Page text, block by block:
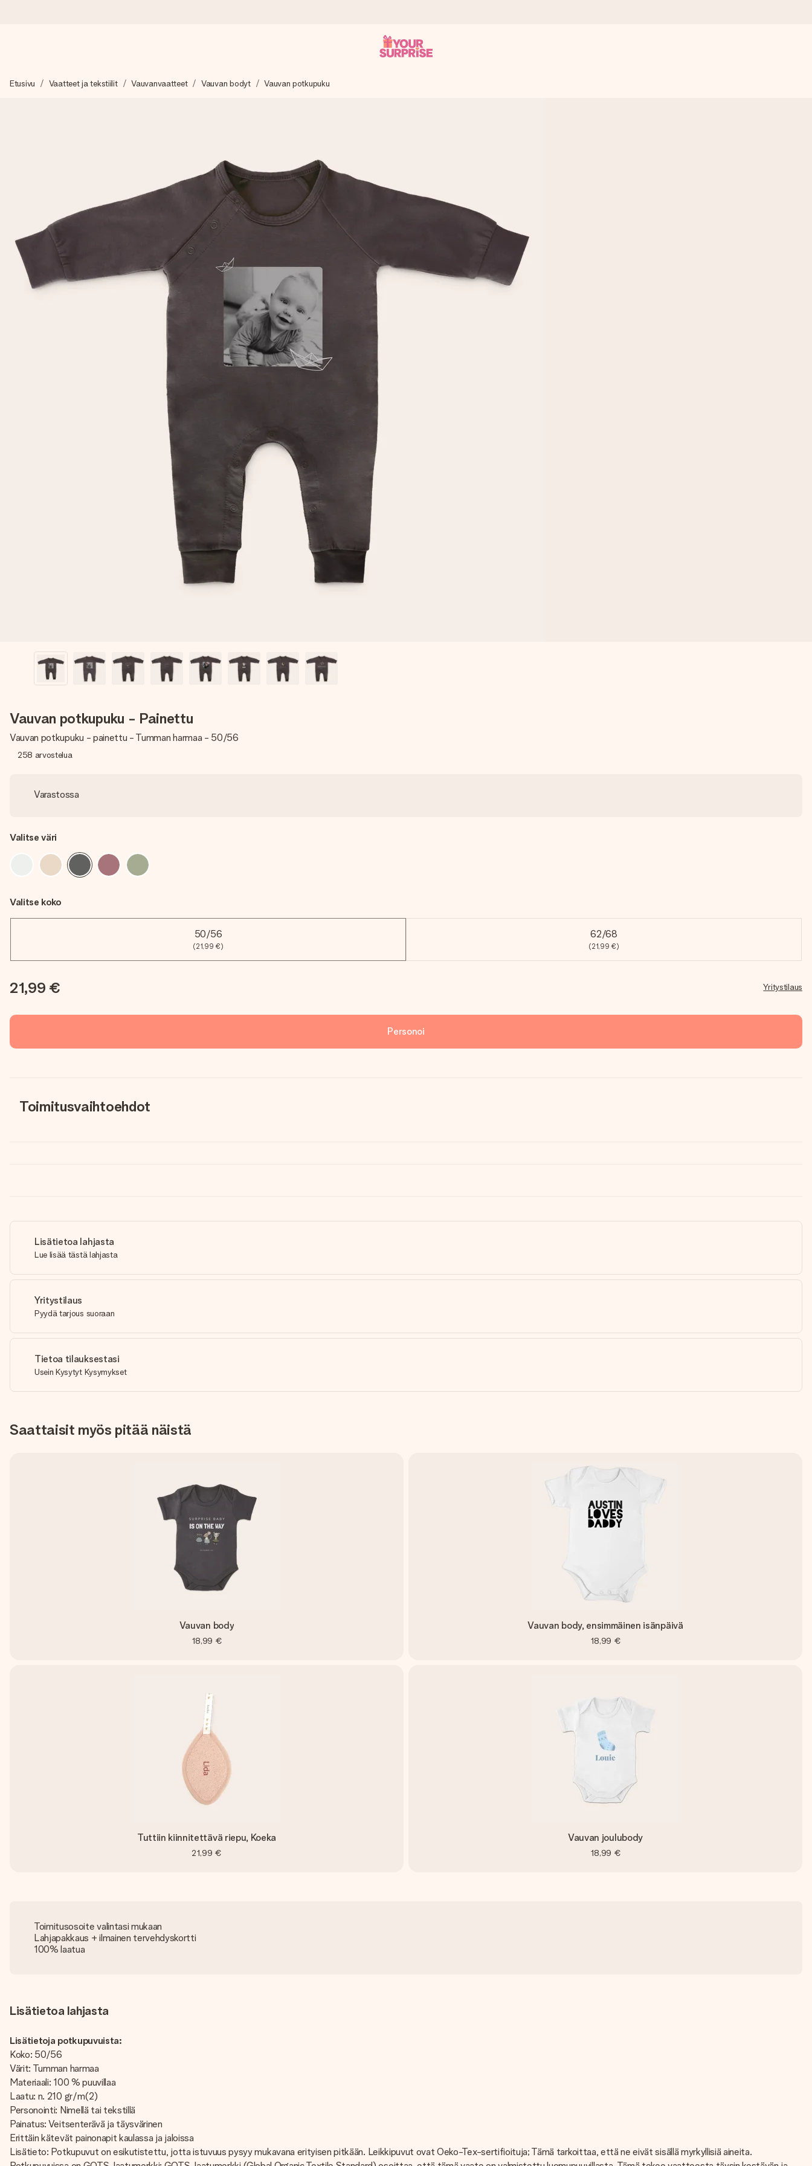
Valmistamme lahjasi huolella ja lähetämme sen hetkessä, jotta voit antaa sen juuri oikeaan aikaan, kun sillä on eniten
Lahjamme inspiroivat. Asiakkaiden arvosana on 4,8 Google Reviewsissä.
Ilmainen tervehdyskortti
Tilaa tänään – personoitu lahja valmistuu ja lähtee matkaan nopeammin kuin ehdit sanoa “yllätys!”
Etusivu Vaatteet ja tekstiilit Vauvanvaatteet Vauvan bodyt Vauvan potkupuku
Vauvan potkupuku - Painettu
Vauvan potkupuku - painettu - Tumman harmaa - 50/56
258 arvostelua
Varastossa
Valitse väri
Valitse koko
50/56
(21,99 €)
62/68
(21,99 €)
21,99 € Yritystilaus
Personoi
Toimitusvaihtoehdot
Lisätietoa lahjasta
Lue lisää tästä lahjasta
Yritystilaus
Pyydä tarjous suoraan
Tietoa tilauksestasi
Usein Kysytyt Kysymykset
Saattaisit myös pitää näistä
Vauvan body
18,99 €
Vauvan body, ensimmäinen isänpäivä
18,99 €
Tuttiin kiinnitettävä riepu, Koeka
21,99 €
Vauvan joulubody
18,99 €
Toimitusosoite valintasi mukaan
Lahjapakkaus + ilmainen tervehdyskortti
100% laatua
Lisätietoa lahjasta
Lisätietoja potkupuvuista:
Koko: 50/56
Värit: Tumman harmaa
Materiaali: 100 % puuvillaa
Laatu: n. 210 gr/m(2)
Personointi: Nimellä tai tekstillä
Painatus: Veitsenterävä ja täysvärinen
Erittäin kätevät painonapit kaulassa ja jaloissa
Lisätieto: Potkupuvut on esikutistettu, jotta istuvuus pysyy mukavana erityisen pitkään. Leikkipuvut ovat Oeko-Tex-sertifioituja; Tämä tarkoittaa, että ne eivät sisällä myrkyllisiä aineita.